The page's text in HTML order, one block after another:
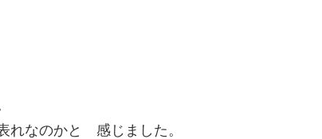
なのかと 感じました。